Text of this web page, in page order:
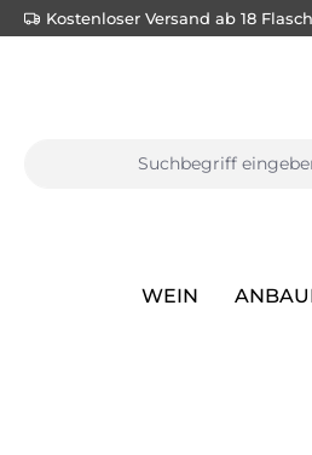
springen Zur Hauptnavigation
Kostenloser Versand ab 18
WEIN